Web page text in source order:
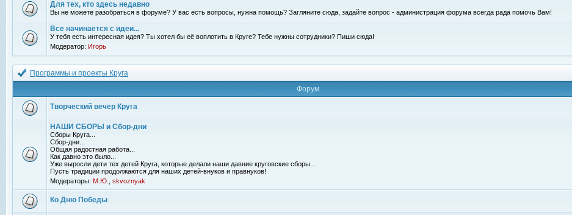
Для тех, кто здесь недавно
Вы не можете разобраться в форуме? У вас есть вопросы, нужна помощь? Загляните сюда, задайте вопрос - администрация форума всегда рада помочь Вам!
Все начинается с идеи...
У тебя есть интересная идея? Ты хотел бы её воплотить в Круге? Тебе нужны сотрудники? Пиши сюда!
Модератор: Игорь
Программы и проекты Круга
Форум
Творческий вечер Круга
НАШИ СБОРЫ и Сбор-дни
Сборы Круга...
Сбор-дни...
Общая радостная работа...
Как давно это было...
Уже выросли дети тех детей Круга, которые делали наши давние круговские сборы...
Пусть традиции продолжаются для наших детей-внуков и правнуков!
Модераторы: М.Ю. skvoznyak
Ко Дню Победы